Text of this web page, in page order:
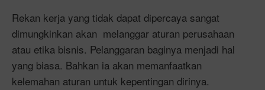
Rekan kerja yang tidak dapat dipercaya sangat
dimungkinkan akan melanggar aturan perusahaan
atau etika bisnis. Pelanggaran baginya menjadi hal
yang biasa. Bahkan ia akan memanfaatkan
kelemahan aturan untuk kepentingan dirinya.